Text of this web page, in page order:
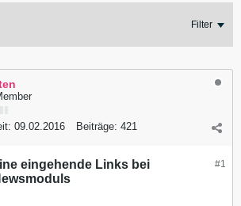
Filter
09.02.2016 Beiträge: 421
#1
eingehende Links bei